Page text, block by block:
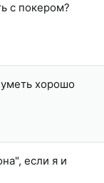
с покером?
хорошо
если я и